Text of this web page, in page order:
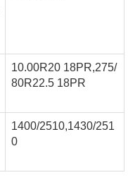
10.00R20 18PR,275/
80R22.5 18PR
1400/2510,1430/251
0